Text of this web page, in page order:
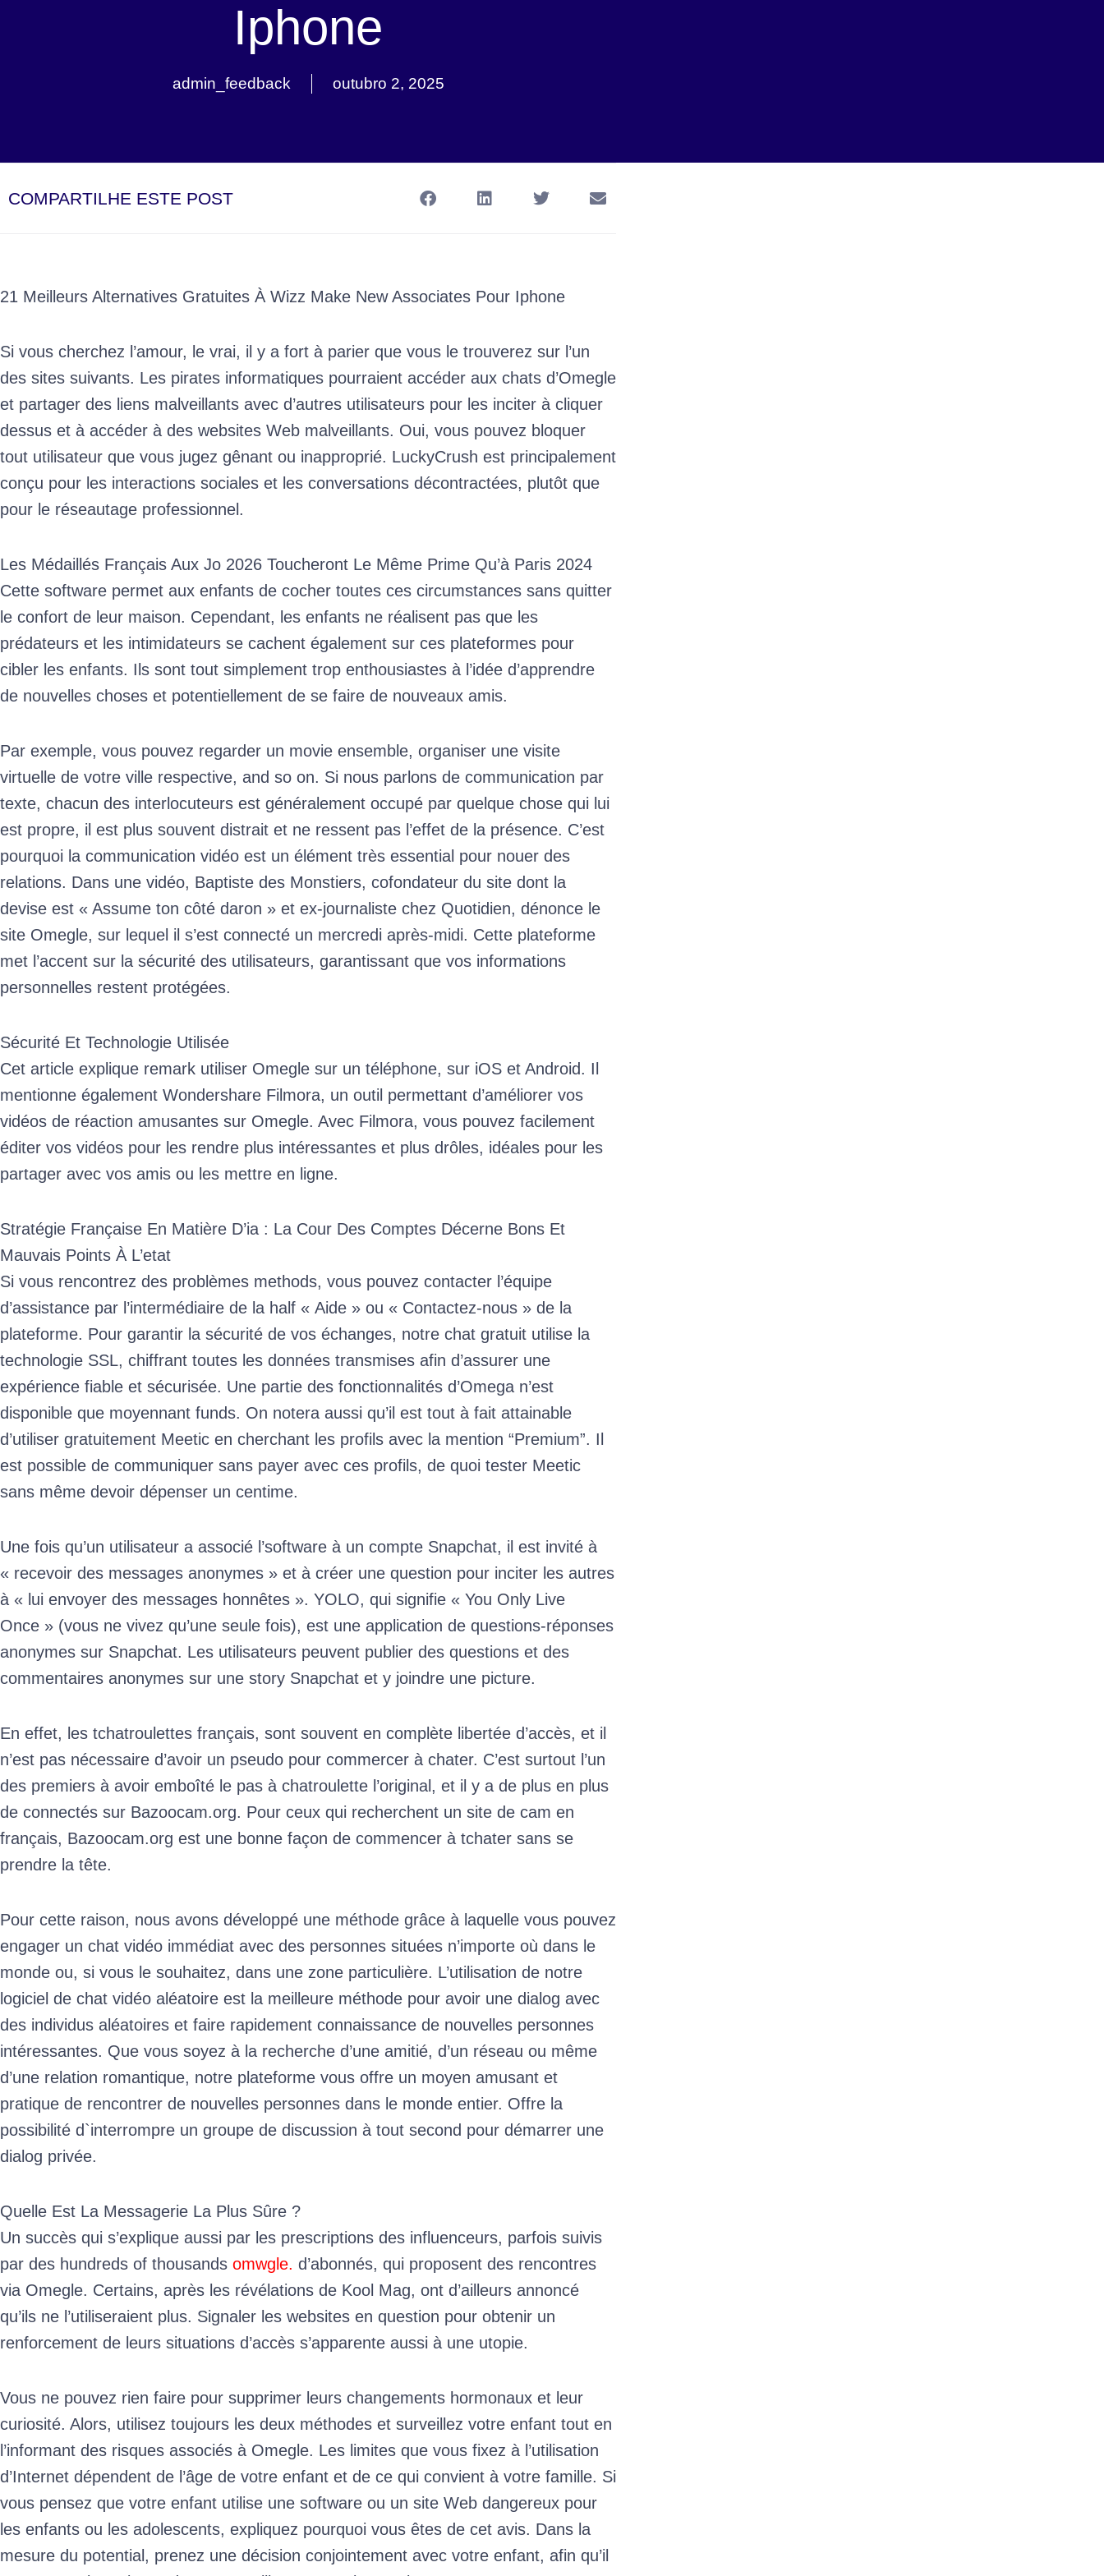
Iphone
admin_feedback outubro 2, 2025
COMPARTILHE ESTE POST
21 Meilleurs Alternatives Gratuites À Wizz Make New Associates Pour Iphone
Si vous cherchez l’amour, le vrai, il y a fort à parier que vous le trouverez sur l’un
des sites suivants. Les pirates informatiques pourraient accéder aux chats d’Omegle
et partager des liens malveillants avec d’autres utilisateurs pour les inciter à cliquer
dessus et à accéder à des websites Web malveillants. Oui, vous pouvez bloquer
tout utilisateur que vous jugez gênant ou inapproprié. LuckyCrush est principalement
conçu pour les interactions sociales et les conversations décontractées, plutôt que
pour le réseautage professionnel.
Les Médaillés Français Aux Jo 2026 Toucheront Le Même Prime Qu’à Paris 2024
Cette software permet aux enfants de cocher toutes ces circumstances sans quitter
le confort de leur maison. Cependant, les enfants ne réalisent pas que les
prédateurs et les intimidateurs se cachent également sur ces plateformes pour
cibler les enfants. Ils sont tout simplement trop enthousiastes à l’idée d’apprendre
de nouvelles choses et potentiellement de se faire de nouveaux amis.
Par exemple, vous pouvez regarder un movie ensemble, organiser une visite
virtuelle de votre ville respective, and so on. Si nous parlons de communication par
texte, chacun des interlocuteurs est généralement occupé par quelque chose qui lui
est propre, il est plus souvent distrait et ne ressent pas l’effet de la présence. C’est
pourquoi la communication vidéo est un élément très essential pour nouer des
relations. Dans une vidéo, Baptiste des Monstiers, cofondateur du site dont la
devise est « Assume ton côté daron » et ex-journaliste chez Quotidien, dénonce le
site Omegle, sur lequel il s’est connecté un mercredi après-midi. Cette plateforme
met l’accent sur la sécurité des utilisateurs, garantissant que vos informations
personnelles restent protégées.
Sécurité Et Technologie Utilisée
Cet article explique remark utiliser Omegle sur un téléphone, sur iOS et Android. Il
mentionne également Wondershare Filmora, un outil permettant d’améliorer vos
vidéos de réaction amusantes sur Omegle. Avec Filmora, vous pouvez facilement
éditer vos vidéos pour les rendre plus intéressantes et plus drôles, idéales pour les
partager avec vos amis ou les mettre en ligne.
Stratégie Française En Matière D’ia : La Cour Des Comptes Décerne Bons Et
Mauvais Points À L’etat
Si vous rencontrez des problèmes methods, vous pouvez contacter l’équipe
d’assistance par l’intermédiaire de la half « Aide » ou « Contactez-nous » de la
plateforme. Pour garantir la sécurité de vos échanges, notre chat gratuit utilise la
technologie SSL, chiffrant toutes les données transmises afin d’assurer une
expérience fiable et sécurisée. Une partie des fonctionnalités d’Omega n’est
disponible que moyennant funds. On notera aussi qu’il est tout à fait attainable
d’utiliser gratuitement Meetic en cherchant les profils avec la mention “Premium”. Il
est possible de communiquer sans payer avec ces profils, de quoi tester Meetic
sans même devoir dépenser un centime.
Une fois qu’un utilisateur a associé l’software à un compte Snapchat, il est invité à
« recevoir des messages anonymes » et à créer une question pour inciter les autres
à « lui envoyer des messages honnêtes ». YOLO, qui signifie « You Only Live
Once » (vous ne vivez qu’une seule fois), est une application de questions-réponses
anonymes sur Snapchat. Les utilisateurs peuvent publier des questions et des
commentaires anonymes sur une story Snapchat et y joindre une picture.
En effet, les tchatroulettes français, sont souvent en complète libertée d’accès, et il
n’est pas nécessaire d’avoir un pseudo pour commercer à chater. C’est surtout l’un
des premiers à avoir emboîté le pas à chatroulette l’original, et il y a de plus en plus
de connectés sur Bazoocam.org. Pour ceux qui recherchent un site de cam en
français, Bazoocam.org est une bonne façon de commencer à tchater sans se
prendre la tête.
Pour cette raison, nous avons développé une méthode grâce à laquelle vous pouvez
engager un chat vidéo immédiat avec des personnes situées n’importe où dans le
monde ou, si vous le souhaitez, dans une zone particulière. L’utilisation de notre
logiciel de chat vidéo aléatoire est la meilleure méthode pour avoir une dialog avec
des individus aléatoires et faire rapidement connaissance de nouvelles personnes
intéressantes. Que vous soyez à la recherche d’une amitié, d’un réseau ou même
d’une relation romantique, notre plateforme vous offre un moyen amusant et
pratique de rencontrer de nouvelles personnes dans le monde entier. Offre la
possibilité d`interrompre un groupe de discussion à tout second pour démarrer une
dialog privée.
Quelle Est La Messagerie La Plus Sûre ?
Un succès qui s’explique aussi par les prescriptions des influenceurs, parfois suivis
par des hundreds of thousands omwgle. d’abonnés, qui proposent des rencontres
via Omegle. Certains, après les révélations de Kool Mag, ont d’ailleurs annoncé
qu’ils ne l’utiliseraient plus. Signaler les websites en question pour obtenir un
renforcement de leurs situations d’accès s’apparente aussi à une utopie.
Vous ne pouvez rien faire pour supprimer leurs changements hormonaux et leur
curiosité. Alors, utilisez toujours les deux méthodes et surveillez votre enfant tout en
l’informant des risques associés à Omegle. Les limites que vous fixez à l’utilisation
d’Internet dépendent de l’âge de votre enfant et de ce qui convient à votre famille. Si
vous pensez que votre enfant utilise une software ou un site Web dangereux pour
les enfants ou les adolescents, expliquez pourquoi vous êtes de cet avis. Dans la
mesure du potential, prenez une décision conjointement avec votre enfant, afin qu’il